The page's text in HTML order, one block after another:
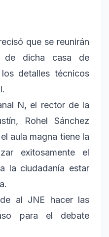
que se reunirán
de dicha casa de
detalles técnicos
N, el rector de la
Rohel Sánchez
aula magna tiene la
exitosamente el
la ciudadanía estar
al JNE hacer las
para el debate